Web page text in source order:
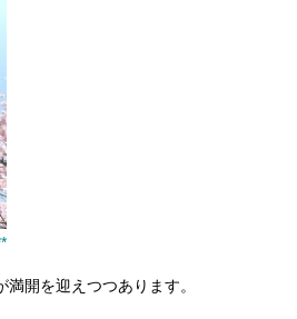
開を迎えつつあります。